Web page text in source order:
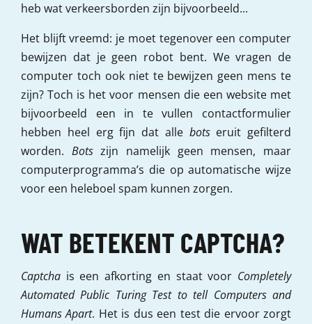
heb wat verkeersborden zijn bijvoorbeeld...
Het blijft vreemd: je moet tegenover een computer
bewijzen dat je geen robot bent. We vragen de
computer toch ook niet te bewijzen geen mens te
zijn? Toch is het voor mensen die een website met
bijvoorbeeld een in te vullen contactformulier
hebben heel erg fijn dat alle bots eruit gefilterd
worden. Botszijn namelijk geen mensen, maar
computerprogramma’s die op automatische wijze
voor een heleboel spam kunnen zorgen.
WAT BETEKENT CAPTCHA?
Captcha is een afkorting en staat voor Completely
Automated Public Turing Test to tell Computers and
Humans Apart. Het is dus een test die ervoor zorgt